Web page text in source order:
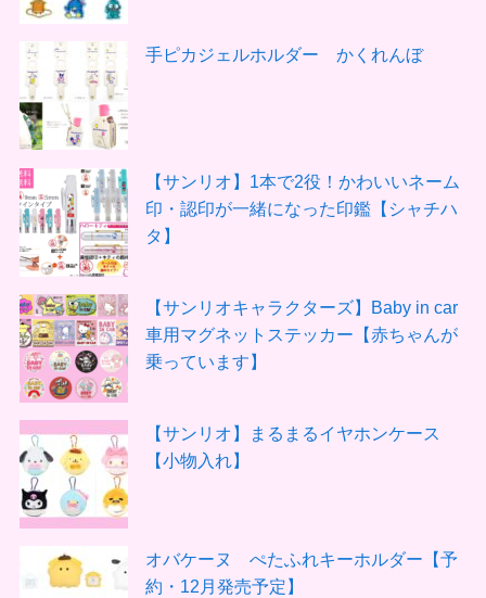
手ピカジェルホルダー かくれんぼ
【サンリオ】1本で2役！かわいいネーム
印・認印が一緒になった印鑑【シャチハ
タ】
【サンリオキャラクターズ】Baby in car
車用マグネットステッカー【赤ちゃんが
乗っています】
【サンリオ】まるまるイヤホンケース
【小物入れ】
オバケーヌ ぺたふれキーホルダー【予
約・12月発売予定】